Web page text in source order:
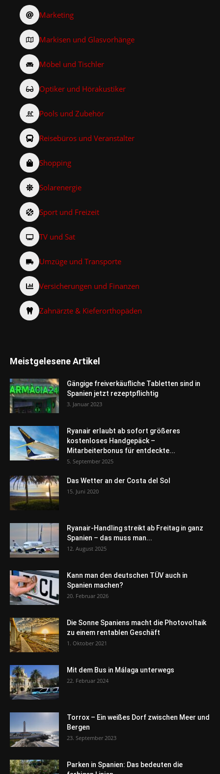
Marketing
Markisen und Glasvorhänge
Möbel und Tischler
Optiker und Hörakustiker
Pools und Zubehör
Reisebüros und Veranstalter
Shopping
Solarenergie
Sport und Freizeit
TV und Sat
Umzüge und Transporte
Versicherungen und Finanzen
Zahnärzte & Kieferorthopäden
Meistgelesene Artikel
Gängige freiverkäufliche Tabletten sind in
Spanien jetzt rezeptpflichtig
3. Januar 2023
Ryanair erlaubt ab sofort größeres
kostenloses Handgepäck –
Mitarbeiterbonus für entdeckte...
5. September 2025
Das Wetter an der Costa del Sol
15. Juni 2020
Ryanair-Handling streikt ab Freitag in ganz
Spanien – das muss man...
12. August 2025
Kann man den deutschen TÜV auch in
Spanien machen?
20. Februar 2026
Die Sonne Spaniens macht die Photovoltaik
zu einem rentablen Geschäft
1. Oktober 2021
Mit dem Bus in Málaga unterwegs
22. Februar 2024
Torrox – Ein weißes Dorf zwischen Meer und
Bergen
23. September 2023
Parken in Spanien: Das bedeuten die